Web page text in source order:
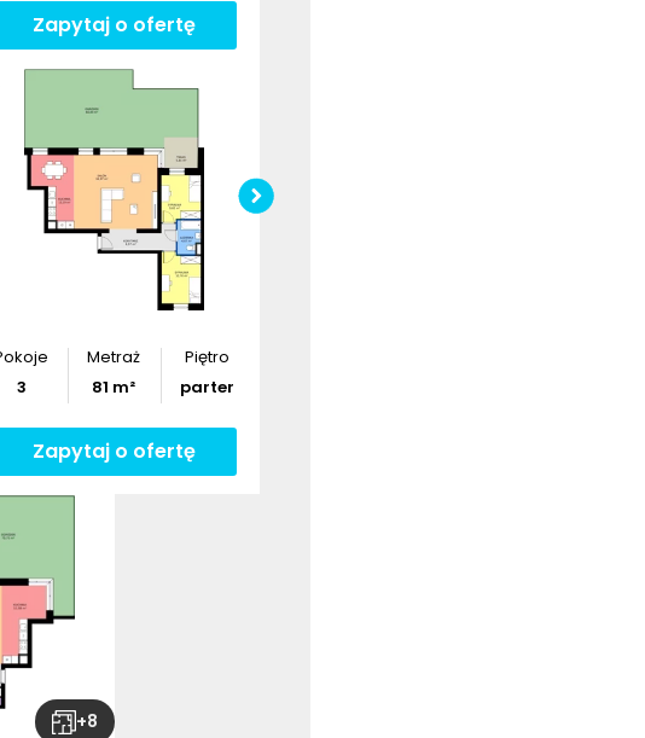
Zapytaj o ofertę
3
Metraż
81 m²
Piętro
parter
Zapytaj o ofertę
+8